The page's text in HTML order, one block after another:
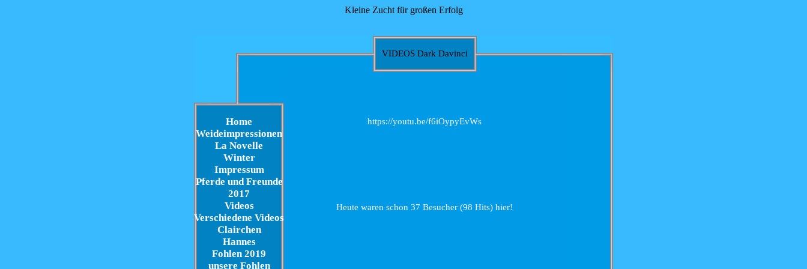
Kleine Zucht für großen Erfolg
VIDEOS Dark Davinci
Home
Weideimpressionen
La Novelle
Winter
Impressum
Pferde und Freunde
2017
Videos
Verschiedene Videos
Clairchen
Hannes
Fohlen 2019
unsere Fohlen
https://youtu.be/f6iOypyEvWs
Heute waren schon 37 Besucher (98 Hits) hier!